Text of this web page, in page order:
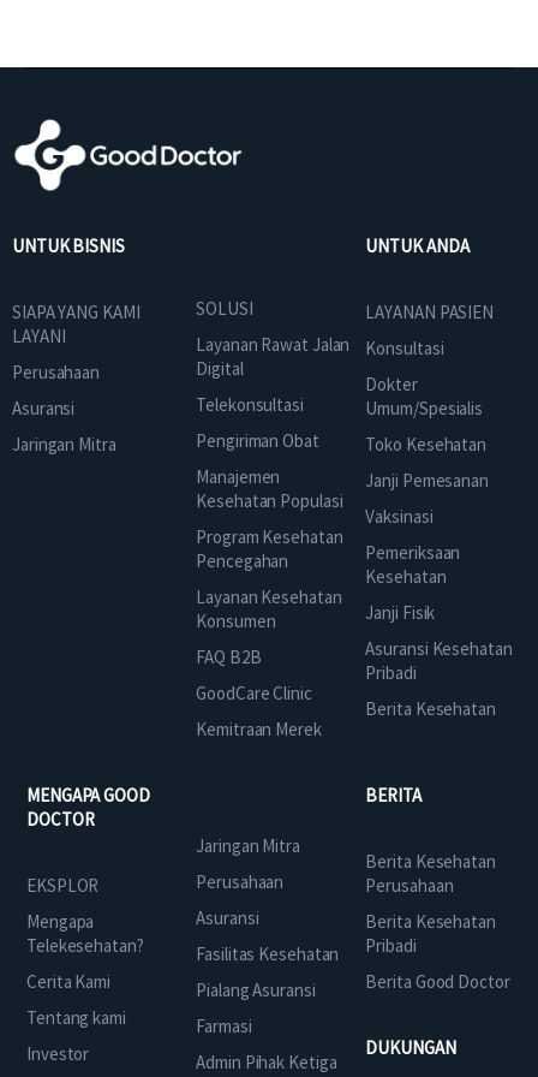
UNTUK BISNIS
SIAPA YANG KAMI
LAYANI
Perusahaan
Asuransi
Jaringan Mitra
SOLUSI
Layanan Rawat Jalan
Digital
Telekonsultasi
Pengiriman Obat
Manajemen
Kesehatan Populasi
Program Kesehatan
Pencegahan
Layanan Kesehatan
Konsumen
FAQ B2B
GoodCare Clinic
Kemitraan Merek
UNTUK ANDA
LAYANAN PASIEN
Konsultasi
Dokter
Umum/Spesialis
Toko Kesehatan
Janji Pemesanan
Vaksinasi
Pemeriksaan
Kesehatan
Janji Fisik
Asuransi Kesehatan
Pribadi
Berita Kesehatan
MENGAPA GOOD
DOCTOR
EKSPLOR
Mengapa
Telekesehatan?
Cerita Kami
Tentang kami
Investor
Jaringan Mitra
Perusahaan
Asuransi
Fasilitas Kesehatan
Pialang Asuransi
Farmasi
Admin Pihak Ketiga
BERITA
Berita Kesehatan
Perusahaan
Berita Kesehatan
Pribadi
Berita Good Doctor
DUKUNGAN